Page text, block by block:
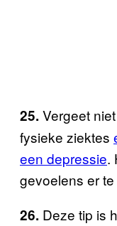
25. Vergeet
fysieke ziektes
een depressie.
gevoelens er
26. Deze tip is